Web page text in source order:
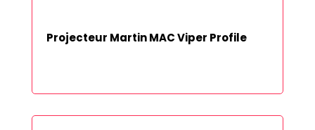
Projecteur Martin MAC Viper Profile